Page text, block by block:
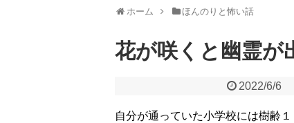
ホーム ほんのりと怖い話
花が咲くと幽霊が
2022/6/6
自分が通っていた小学校には樹齢